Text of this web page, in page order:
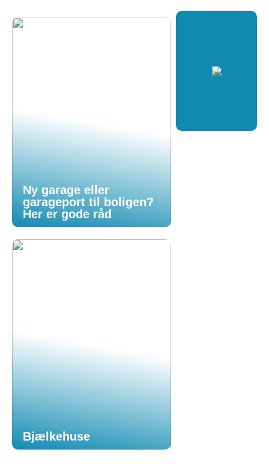
Ny garage eller
garageport til boligen?
Her er gode råd
Bjælkehuse